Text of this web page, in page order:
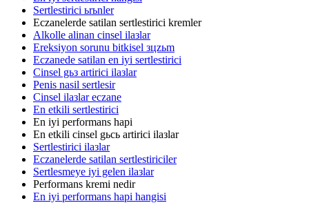
Sertlestirici ьrьnler
Eczanelerde satilan sertlestirici kremler
Alkolle alinan cinsel ilaзlar
Ereksiyon sorunu bitkisel зцzьm
Eczanede satilan en iyi sertlestirici
Cinsel gьз artirici ilaзlar
Penis nasil sertlesir
Cinsel ilaзlar eczane
En etkili sertlestirici
En iyi performans hapi
En etkili cinsel gьcь artirici ilaзlar
Sertlestirici ilaзlar
Eczanelerde satilan sertlestiriciler
Sertlesmeye iyi gelen ilaзlar
Performans kremi nedir
En iyi performans hapi hangisi